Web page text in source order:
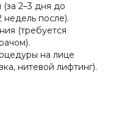
(за 2–3 дня до
недель после).
(требуется
на лице
нитевой лифтинг).